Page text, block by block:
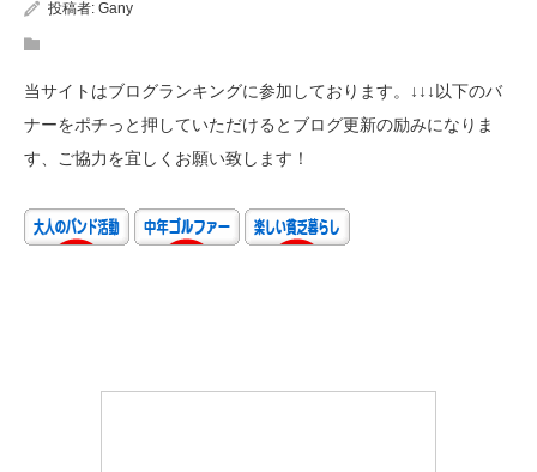
投稿者: Gany
当サイトはブログランキングに参加しております。↓↓↓以下のバ
ナーをポチっと押していただけるとブログ更新の励みになりま
す、ご協力を宜しくお願い致します！